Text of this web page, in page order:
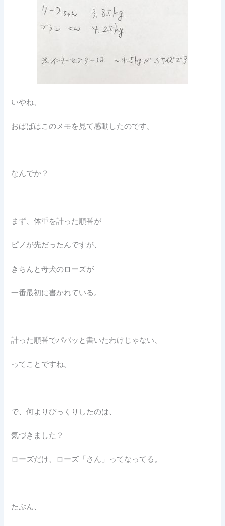
いやね、
おばばはこのメモを見て感動したのです。
なんでか？
まず、体重を計った順番が
ピノが先だったんですが、
きちんと母犬のローズが
一番最初に書かれている。
計った順番でパパッと書いたわけじゃない、
ってことですね。
で、何よりびっくりしたのは、
気づきました？
ローズだけ、ローズ「さん」ってなってる。
たぶん、